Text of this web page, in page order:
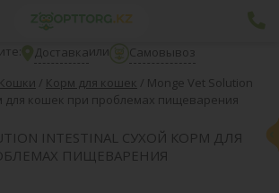
Доставкаили
Самовывоз
Кошки / Корм для кошек / Monge Vet Solution
для кошек при проблемах пищеварения
INTESTINAL СУХОЙ КОРМ ДЛЯ
ПИЩЕВАРЕНИЯ